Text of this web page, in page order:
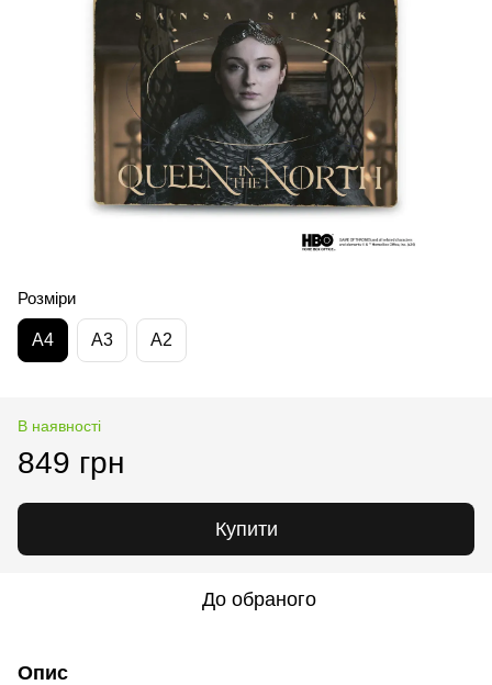
Розміри
А4 А3 А2
В наявності
849 грн
Купити
До обраного
Опис